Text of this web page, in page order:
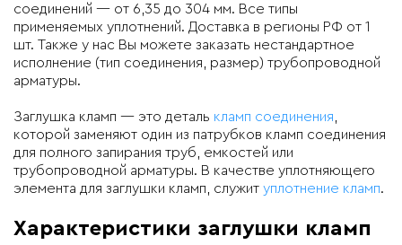
соединений — от 6,35 до 304 мм. Все типы
применяемых уплотнений. Доставка в регионы РФ от 1
шт. Также у нас Вы можете заказать нестандартное
исполнение (тип соединения, размер) трубопроводной
арматуры.
Заглушка кламп — это деталь кламп соединения
которой заменяют один из патрубков кламп соединения
для полного запирания труб, емкостей или
трубопроводной арматуры. В качестве уплотняющего
элемента для заглушки кламп, служит уплотнение кламп.
Характеристики заглушки кламп